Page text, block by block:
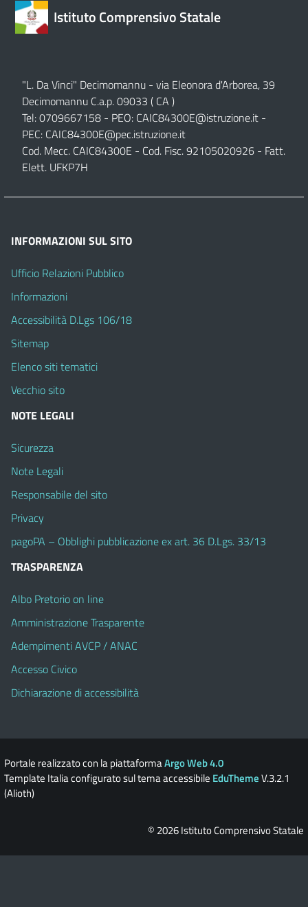
Istituto Comprensivo Statale
"L. Da Vinci" Decimomannu - via Eleonora d'Arborea, 39
Decimomannu C.a.p. 09033 ( CA )
Tel: 0709667158 - PEO: CAIC84300E@istruzione.it -
PEC: CAIC84300E@pec.istruzione.it
Cod. Mecc. CAIC84300E - Cod. Fisc. 92105020926 - Fatt.
Elett. UFKP7H
INFORMAZIONI SUL SITO
Ufficio Relazioni Pubblico
Informazioni
Accessibilità D.Lgs 106/18
Sitemap
Elenco siti tematici
Vecchio sito
NOTE LEGALI
Sicurezza
Note Legali
Responsabile del sito
Privacy
pagoPA – Obblighi pubblicazione ex art. 36 D.Lgs. 33/13
TRASPARENZA
Albo Pretorio on line
Amministrazione Trasparente
Adempimenti AVCP / ANAC
Accesso Civico
Dichiarazione di accessibilità
Portale realizzato con la piattaformaArgo Web 4.0
Template Italia configurato sul tema accessibile EduThemeV.3.2.1
(Alioth)
© 2026 Istituto Comprensivo Statale